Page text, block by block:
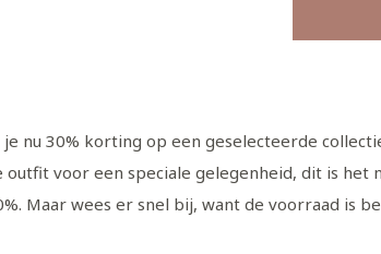
nu 30% korting op een geselecteerde
outfit voor een speciale gelegenheid, dit is
Maar wees er snel bij, want de voorraad is